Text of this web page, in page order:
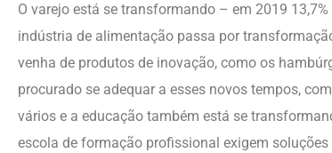
O varejo está se transformando – em 2019
indústria de alimentação passa por
venha de produtos de inovação, como os
procurado se adequar a esses novos tempos,
vários e a educação também está se
escola de formação profissional exigem soluções